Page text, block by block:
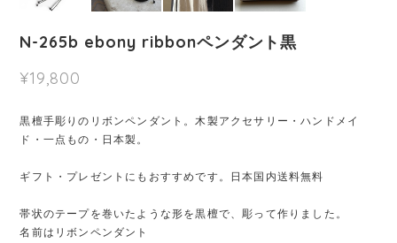
N-265b ebony ribbonペンダント黒
¥19,800
黒檀手彫りのリボンペンダント。木製アクセサリー・ハンドメイ
ド・一点もの・日本製。
ギフト・プレゼントにもおすすめです。日本国内送料無料
帯状のテープを巻いたような形を黒檀で、彫って作りました。
名前はリボンペンダント